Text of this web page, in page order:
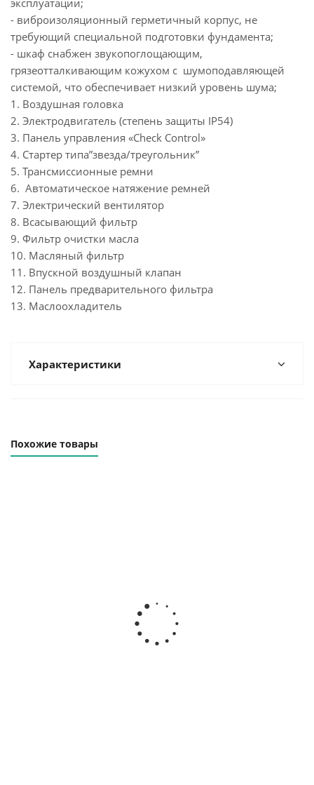
эксплуатации;
- виброизоляционный герметичный корпус, не
требующий специальной подготовки фундамента;
- шкаф снабжен звукопоглощающим,
грязеотталкивающим кожухом с шумоподавляющей
системой, что обеспечивает низкий уровень шума;
1. Воздушная головка
2. Электродвигатель (степень защиты IР54)
3. Панель управления «Check Control»
4. Стартер типа”звезда/треугольник”
5. Трансмиссионные ремни
6. Автоматическое натяжение ремней
7. Электрический вентилятор
8. Всасывающий фильтр
9. Фильтр очистки масла
10. Масляный фильтр
11. Впускной воздушный клапан
12. Панель предварительного фильтра
13. Маслоохладитель
Характеристики
Похожие товары
Винтовой
компрессор
ВК7Т-10-270